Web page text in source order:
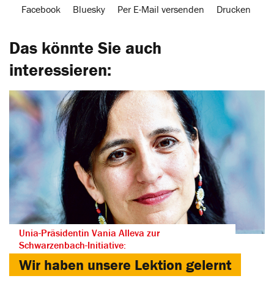
Facebook Bluesky Per E-Mail versenden Drucken
Das könnte Sie auch
interessieren:
Unia-Präsidentin Vania Alleva zur
Schwarzenbach-Initiative:
Wir haben unsere Lektion gelernt